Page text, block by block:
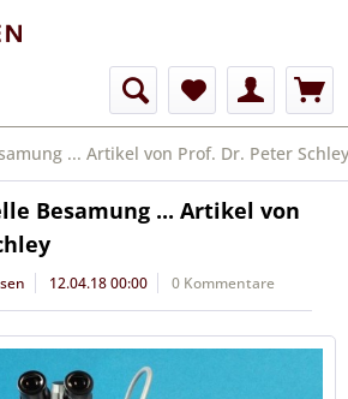
... Artikel von Prof. Dr. Peter Schley
Besamung ... Artikel von
12.04.18 00:00 0 Kommentare